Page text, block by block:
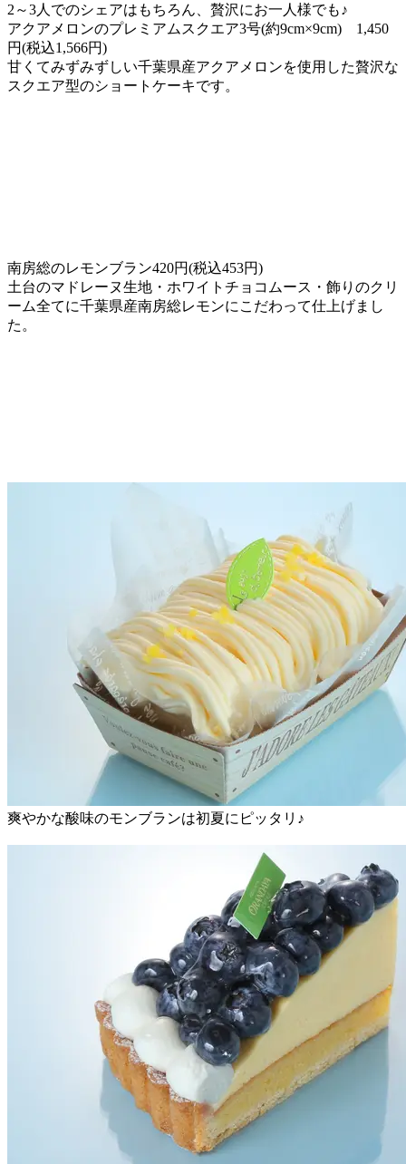
2～3人でのシェアはもちろん、贅沢にお一人様でも♪
アクアメロンのプレミアムスクエア3号(約9cm×9cm) 1,450
円(税込1,566円)
甘くてみずみずしい千葉県産アクアメロンを使用した贅沢な
スクエア型のショートケーキです。
南房総のレモンブラン420円(税込453円)
土台のマドレーヌ生地・ホワイトチョコムース・飾りのクリ
ーム全てに千葉県産南房総レモンにこだわって仕上げまし
た。
爽やかな酸味のモンブランは初夏にピッタリ♪